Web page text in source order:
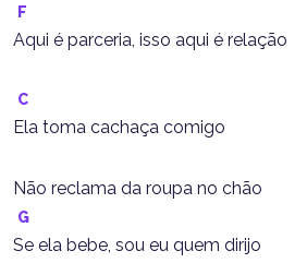
F
Aqui é parceria, isso aqui é relação
C
Ela toma cachaça comigo
Não reclama da roupa no chão
G
Se ela bebe, sou eu quem dirijo